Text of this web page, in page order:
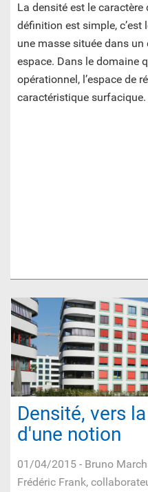
La densité est le
définition est simple, c’est
une masse située dans
espace. Dans le domaine
opérationnel, l’espace de
caractéristique surfacique.
Densité, vers
d'une notion
01/04/2015 - Bruno
Frédéric Frank,